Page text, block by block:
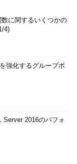
に関するいくつかの
4)
強化するグループポ
Server 2016のパフォ